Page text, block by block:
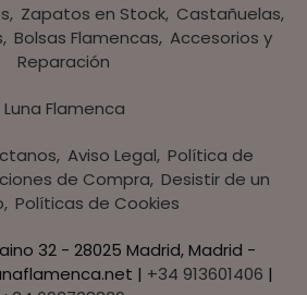
Zapatos en Stock Castañuelas
Bolsas Flamencas Accesorios y
Reparación
Luna Flamenca
Aviso Legal Política de
de Compra Desistir de un
Políticas de Cookies
32 - 28025 Madrid, Madrid -
| +34 913601406 |